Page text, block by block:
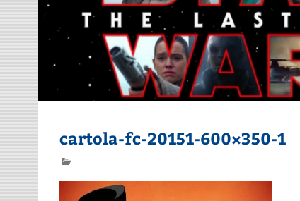
cartola-fc-20151-600×350-1